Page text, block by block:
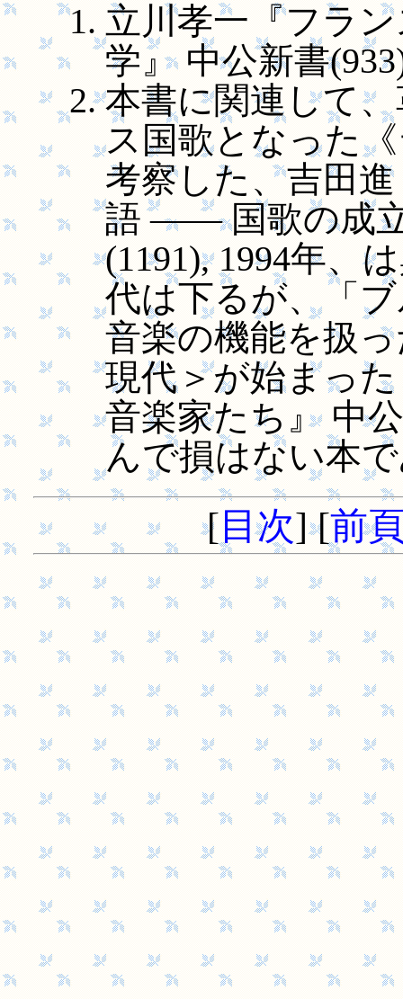
立川孝一『フラ
学』 中公新書
本書に関連して
ス国歌となった
考察した、吉田
語 ―― 国歌の成
(1191), 1994年、
代は下るが、「
音楽の機能を扱
現代＞が始まっ
音楽家たち』 中
んで損はない本
[ 目次] [前